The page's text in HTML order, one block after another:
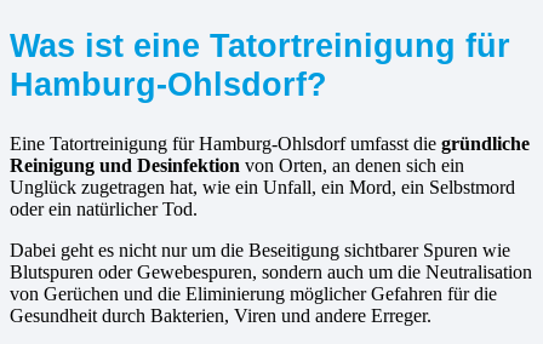
Was ist eine Tatortreinigung für
Hamburg-Ohlsdorf?
Eine Tatortreinigung für Hamburg-Ohlsdorf umfasst die gründliche
Reinigung und Desinfektion von Orten, an denen sich ein
Unglück zugetragen hat, wie ein Unfall, ein Mord, ein Selbstmord
oder ein natürlicher Tod.
Dabei geht es nicht nur um die Beseitigung sichtbarer Spuren wie
Blutspuren oder Gewebespuren, sondern auch um die Neutralisation
von Gerüchen und die Eliminierung möglicher Gefahren für die
Gesundheit durch Bakterien, Viren und andere Erreger.